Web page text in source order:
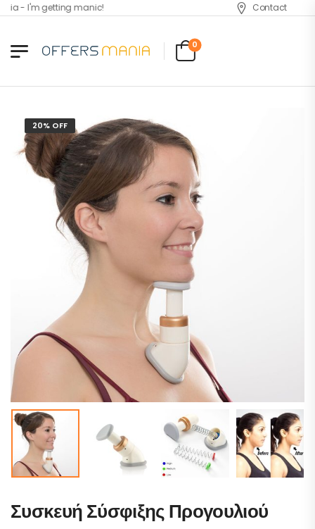
- I'm getting manic! Contact
0
20% OFF
Συσκευή Σύσφιξης Προγουλιού